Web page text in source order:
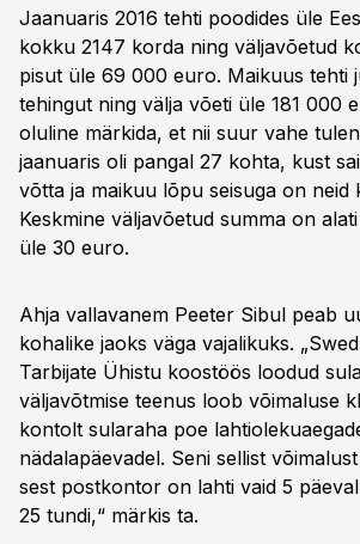
Jaanuaris 2016 tehti poodides üle
kokku 2147 korda ning väljavõetud
pisut üle 69 000 euro. Maikuus tehti
tehingut ning välja võeti üle 181 000
oluline märkida, et nii suur vahe
jaanuaris oli pangal 27 kohta, kust
võtta ja maikuu lõpu seisuga on neid
Keskmine väljavõetud summa on
üle 30 euro.
Ahja vallavanem Peeter Sibul peab
kohalike jaoks väga vajalikuks.
Tarbijate Ühistu koostöös loodud
väljavõtmise teenus loob võimaluse
kontolt sularaha poe
nädalapäevadel. Seni sellist
sest postkontor on lahti vaid 5
25 tundi,“ märkis ta.